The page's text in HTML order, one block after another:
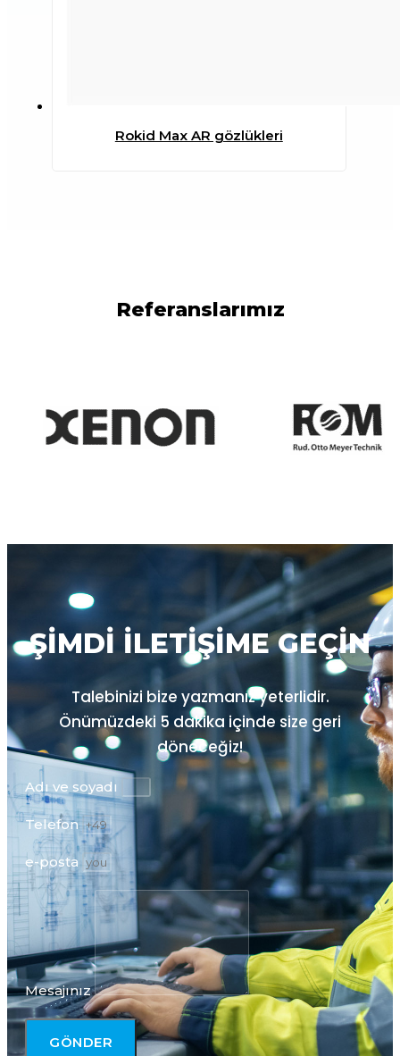
Rokid Max AR gözlükleri
Referanslarımız
ŞIMDI ILETIŞIME GEÇIN
Talebinizi bize yazmanız yeterlidir.
Önümüzdeki 5 dakika içinde size geri
döneceğiz!
Adı ve soyadı
Telefon
e-posta
Mesajınız
GÖNDER